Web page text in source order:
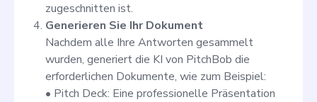
zugeschnitten ist.
Generieren Sie Ihr Dokument
Nachdem alle Ihre Antworten gesammelt
wurden, generiert die KI von PitchBob die
erforderlichen Dokumente, wie zum Beispiel:
• Pitch Deck: Eine professionelle Präsentation